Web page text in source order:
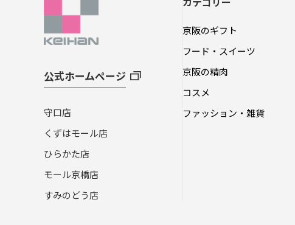
公式ホームページ
守口店
くずはモール店
ひらかた店
モール京橋店
すみのどう店
京阪のギフト
フード・スイーツ
京阪の精肉
コスメ
ファッション・雑貨